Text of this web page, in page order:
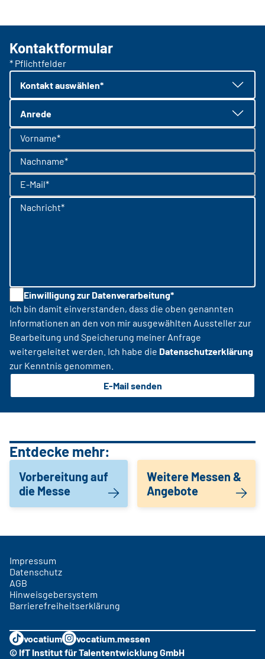
Kontaktformular
* Pflichtfelder
Kontakt auswählen*
Anrede
Vorname*
Nachname*
E-Mail*
Nachricht*
Einwilligung zur Datenverarbeitung*
Ich bin damit einverstanden, dass die oben genannten
Informationen an den von mir ausgewählten Aussteller zur
Bearbeitung und Speicherung meiner Anfrage
weitergeleitet werden. Ich habe die Datenschutzerklärung
zur Kenntnis genommen.
E-Mail senden
Entdecke mehr:
Vorbereitung auf
die Messe
Weitere Messen &
Angebote
Impressum
Datenschutz
AGB
Hinweisgebersystem
Barrierefreiheitserklärung
vocatium
vocatium.messen
© IfT Institut für Talententwicklung GmbH